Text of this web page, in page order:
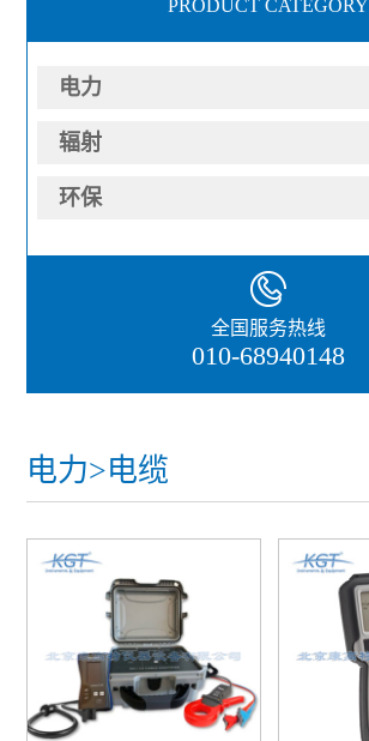
PRODUCT CATEGORY
电力
辐射
环保
全国服务热线
010-68940148
电力>电缆